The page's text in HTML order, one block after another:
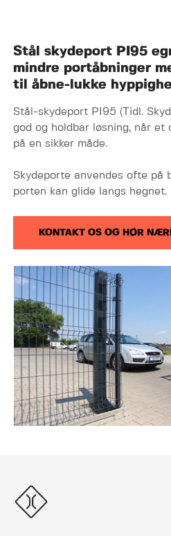
Stål skydeport PI95
mindre portåbninger
til åbne-lukke
Stål-skydeport PI95 (Tidl.
god og holdbar løsning, når et
på en sikker måde.
Skydeporte anvendes ofte på
porten kan glide langs hegnet.
KONTAKT OS OG HØR